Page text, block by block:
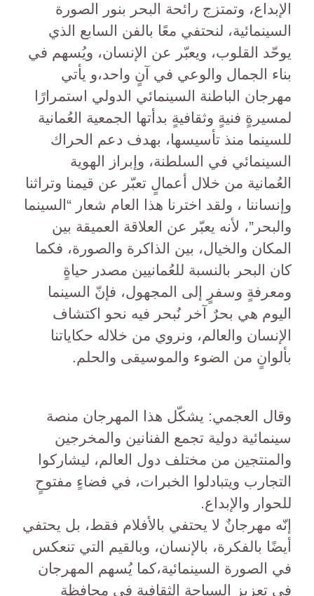
الإبداع، وتمتزج رائحة البحر بنور الصورة
السينمائية، لنحتفي معًا بالفن السابع الذي
يوحّد القلوب، ويعبّر عن الإنسان، ويُسهم في
بناء الجمال والوعي في آنٍ واحد،و يأتي
مهرجان الباطنة السينمائي الدولي استمرارًا
لمسيرةٍ فنيةٍ وثقافيةٍ بدأتها الجمعية العُمانية
للسينما منذ تأسيسها، بهدف دعم الحراك
السينمائي في السلطنة، وإبراز الهوية
العُمانية من خلال أعمالٍ تعبّر عن قيمنا وتراثنا
وإنساننا ، ولقد اخترنا هذا العام شعار “السينما
والبحر”، لأنه يعبّر عن العلاقة العميقة بين
المكان والخيال، بين الذاكرة والصورة، فكما
كان البحر بالنسبة للعُمانيين مصدر حياةٍ
ومعرفةٍ وسفرٍ إلى المجهول، فإنّ السينما
اليوم هي بحرٌ آخر نُبحر فيه نحو اكتشاف
الإنسان والعالم، ونروي من خلاله حكاياتنا
بألوانٍ من الضوء والموسيقى والحلم.
وقال العجمي: يشكّل هذا المهرجان منصة
سينمائية دولية تجمع الفنانين والمخرجين
والمنتجين من مختلف دول العالم، ليشاركوا
التجارب ويتبادلوا الخبرات، في فضاءٍ مفتوحٍ
للحوار والإبداع.
إنّه مهرجانٌ لا يحتفي بالأفلام فقط، بل يحتفي
أيضًا بالفكرة، بالإنسان، وبالقيم التي تنعكس
في الصورة السينمائية،كما يُسهم المهرجان
في تعزيز السياحة الثقافية في محافظة